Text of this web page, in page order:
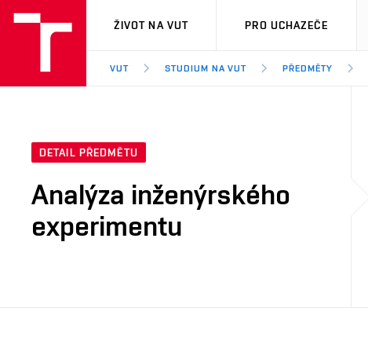
VUT
ŽIVOT NA VUT PRO UCHAZEČE
VUT STUDIUM NA VUT PŘEDMĚTY
DETAIL PŘEDMĚTU
Analýza inženýrského
experimentu